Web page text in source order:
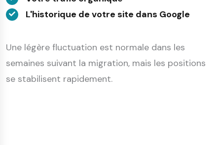
L'historique de votre site dans Google
Une légère fluctuation est normale dans les
semaines suivant la migration, mais les positions
se stabilisent rapidement.